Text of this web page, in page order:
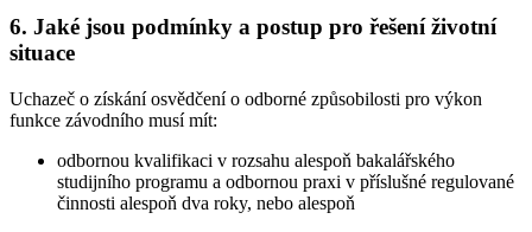
6. Jaké jsou podmínky a postup pro řešení životní
situace
Uchazeč o získání osvědčení o odborné způsobilosti pro výkon
funkce závodního musí mít:
odbornou kvalifikaci v rozsahu alespoň bakalářského
studijního programu a odbornou praxi v příslušné regulované
činnosti alespoň dva roky, nebo alespoň